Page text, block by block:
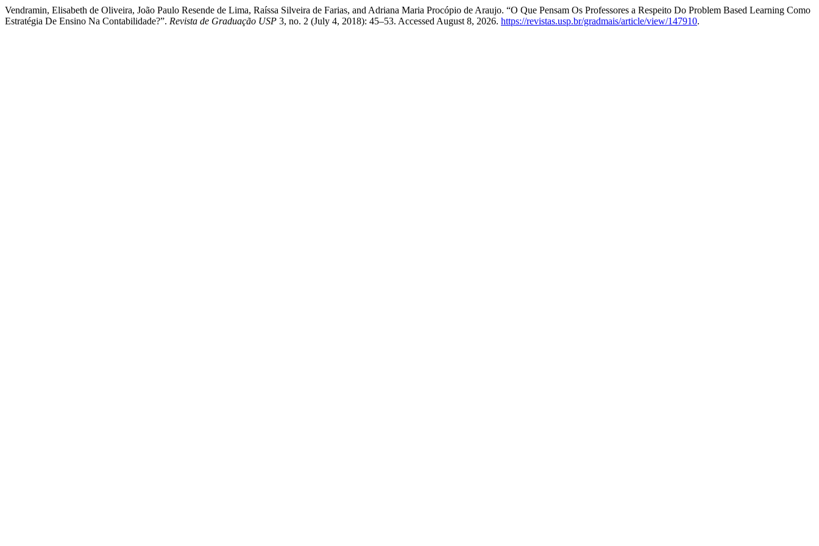
Vendramin, Elisabeth de Oliveira, João Paulo Resende de Lima, Raíssa Silveira de Farias, and Adriana Maria Procópio de Araujo. “O Que Pensam Os Professores a Respeito Do Problem Based Learning Como
Estratégia De Ensino Na Contabilidade?”. Revista de Graduação USP 3, no. 2 (July 4, 2018): 45–53. Accessed August 8, 2026. https://revistas.usp.br/gradmais/article/view/147910.